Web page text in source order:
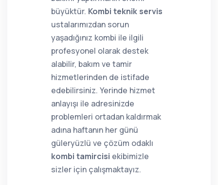
büyüktür. Kombi teknik servis
ustalarımızdan sorun
yaşadığınız kombi ile ilgili
profesyonel olarak destek
alabilir, bakım ve tamir
hizmetlerinden de istifade
edebilirsiniz. Yerinde hizmet
anlayışı ile adresinizde
problemleri ortadan kaldırmak
adına haftanın her günü
güleryüzlü ve çözüm odaklı
kombi tamircisi ekibimizle
sizler için çalışmaktayız.